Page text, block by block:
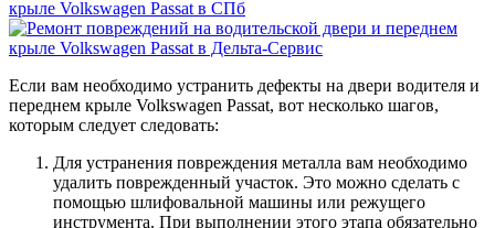
Если вам необходимо устранить дефекты на двери водителя и
переднем крыле Volkswagen Passat, вот несколько шагов,
которым следует следовать:
Для устранения повреждения металла вам необходимо
удалить поврежденный участок. Это можно сделать с
помощью шлифовальной машины или режущего
инструмента. При выполнении этого этапа обязательно